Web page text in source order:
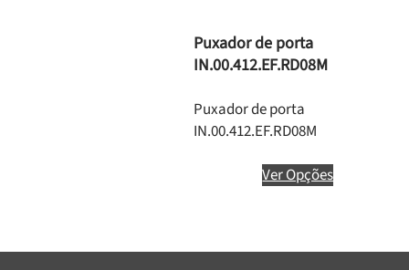
Puxador de porta
IN.00.412.EF.RD08M
Puxador de porta
IN.00.412.EF.RD08M
Ver Opções